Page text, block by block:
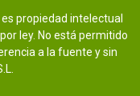
propiedad intelectual
ley. No está permitido
a la fuente y sin